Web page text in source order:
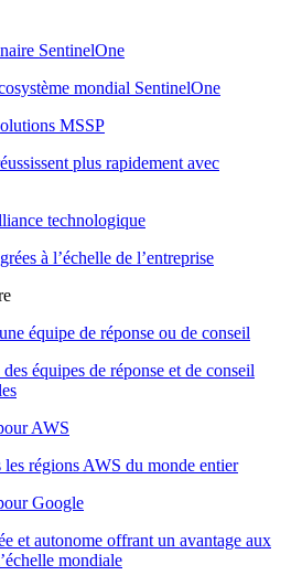
SentinelOne
mondial SentinelOne
MSSP
plus rapidement avec
technologique
à l’échelle de l’entreprise
équipe de réponse ou de conseil
équipes de réponse et de conseil
AWS
les régions AWS du monde entier
Google
et autonome offrant un avantage aux
mondiale